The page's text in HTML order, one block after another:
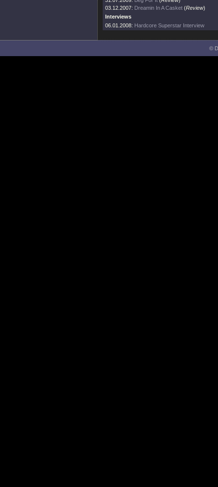
03.12.2007: Dreamin In A Casket (Review)
Interviews
06.01.2008: Hardcore Superstar Interview
©